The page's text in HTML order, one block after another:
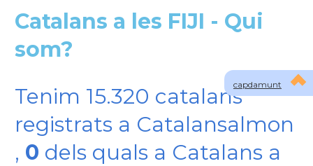
capdamunt
Catalans a les FIJI - Qui
som?
Tenim 15.320 catalans
registrats a Catalansalmon
, 0 dels quals a Catalans a